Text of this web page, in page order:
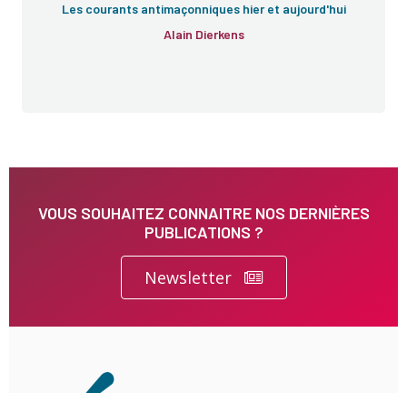
Les courants antimaçonniques hier et aujourd'hui
Alain Dierkens
VOUS SOUHAITEZ CONNAITRE NOS DERNIÈRES
PUBLICATIONS ?
Newsletter